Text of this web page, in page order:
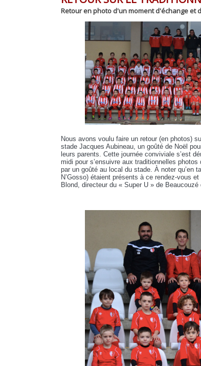
Retour en photo d'un moment d'échange et
Nous avons voulu faire un retour (en photos)
stade Jacques Aubineau, un goûté de Noël
leurs parents. Cette journée conviviale s’est
midi pour s’ensuivre aux traditionnelles
par un goûté au local du stade. À noter qu’en
N’Gosso) étaient présents à ce rendez-vous
Blond, directeur du « Super U » de